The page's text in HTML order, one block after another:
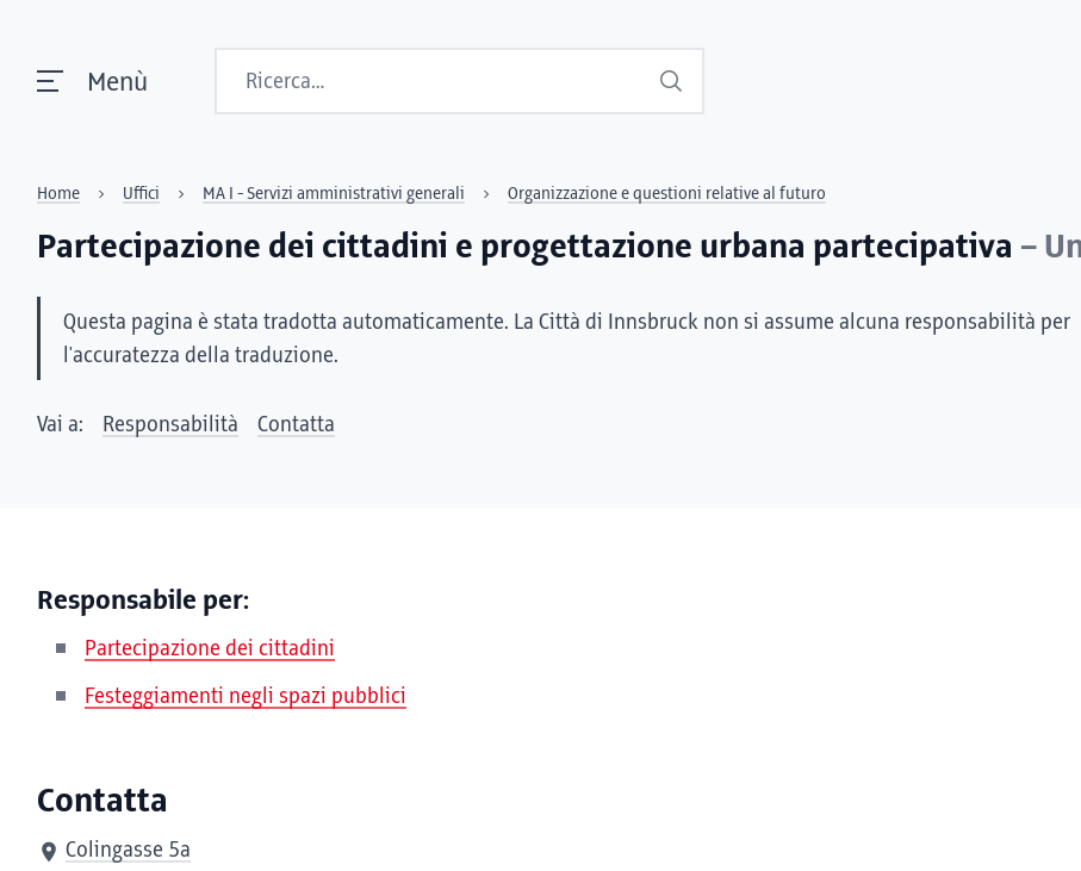
Menù Suchen
Home Uffici MA I - Servizi amministrativi generali Organizzazione e questioni relative al futuro
Partecipazione dei cittadini e progettazione urbana partecipativa –
Questa pagina è stata tradotta automaticamente. La Città di Innsbruck non si assume alcuna responsabilità per
l'accuratezza della traduzione.
Vai a: Responsabilità Contatta
Responsabile per:
Partecipazione dei cittadini
Festeggiamenti negli spazi pubblici
Contatta
Colingasse 5a